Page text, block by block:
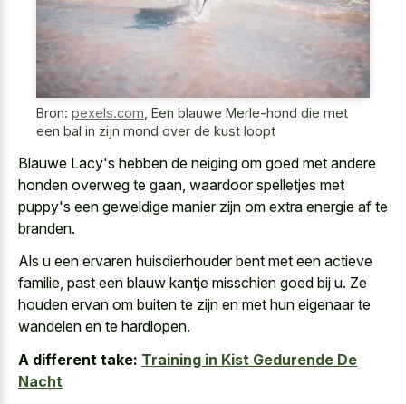
Bron: pexels.com Een blauwe Merle-hond die met
een bal in zijn mond over de kust loopt
Blauwe Lacy's hebben de neiging om goed met andere
honden overweg te gaan, waardoor spelletjes met
puppy's een geweldige manier zijn om extra energie af te
branden.
Als u een ervaren huisdierhouder bent met een actieve
familie, past een blauw kantje misschien goed bij u. Ze
houden ervan om buiten te zijn en met hun eigenaar te
wandelen en te hardlopen.
A different take: Training in Kist Gedurende De
Nacht